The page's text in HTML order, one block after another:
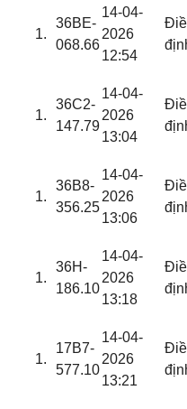
36BE-
068.66
14-04-
2026
12:54
36C2-
147.79
14-04-
2026
13:04
36B8-
356.25
14-04-
2026
13:06
36H-
186.10
14-04-
2026
13:18
17B7-
577.10
14-04-
2026
13:21